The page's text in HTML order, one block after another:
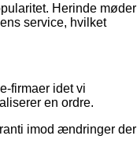
Herinde møder
service, hvilket
firmaer idet vi
en ordre.
imod ændringer der